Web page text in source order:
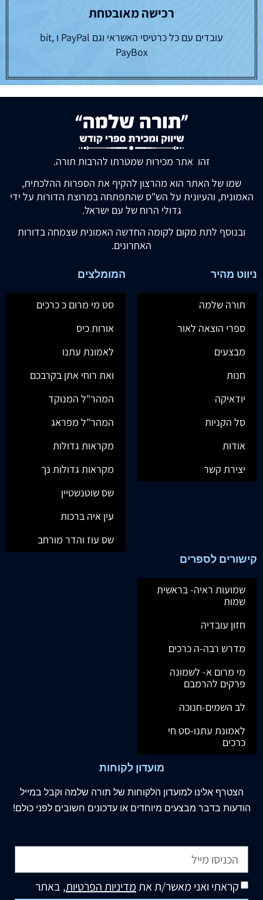
רכישה מאובטחת
עובדים עם כל כרטיסי האשראי וגם PayPal ו bit,
PayBox
זהו אתר מכירות שמטרתו להרבות תורה.
שמו של האתר הוא מהרצון להקיף את הספרות ההלכתית,
האמונית, והעיונית על הש"ס שהתפתחה במרוצת הדורות על ידי
גדולי הרוח של עם ישראל.
ובנוסף לתת מקום לקומה החדשה האמונית שצמחה בדורות
האחרונים.
ניווט מהיר
תורה שלמה
ספרי הוצאה לאור
מבצעים
חנות
יודאיקה
סל הקניות
אודות
יצירת קשר
המומלצים
סט מי מרום כ כרכים
אורות כיס
לאמונת עתנו
ואת רוחי אתן בקרבכם
המהר"ל המנוקד
המהר"ל מפראג
מקראות גדולות
מקראות גדולות נך
שס שוטנשטיין
עין איה ברכות
שס עוז והדר מורחב
קישורים לספרים
שמועות ראיה- בראשית
שמות
חזון עובדיה
מדרש רבה-ה כרכים
מי מרום א- לשמונה
פרקים להרמבם
לב השמים-חנוכה
לאמונת עתנו-סט חי
כרכים
מועדון לקוחות
הצטרף אלינו למועדון הלקוחות של תורה שלמה וקבל במייל
הודעות בדבר מבצעים מיוחדים או עדכונים חשובים לפני כולם!
קראתי ואני מאשר/ת אתמדיניות הפרטיות, באתר